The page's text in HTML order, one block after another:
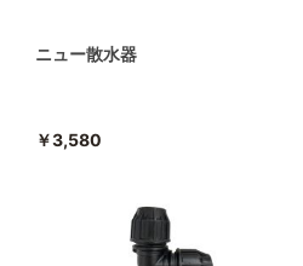
ニュー散水器
￥3,580